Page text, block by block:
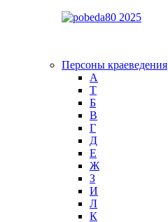
Персоны краеведения
А
T
Б
В
Г
Д
Е
Ж
З
И
Л
К